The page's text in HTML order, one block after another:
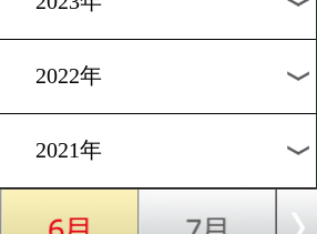
コロナ対策強化!
1